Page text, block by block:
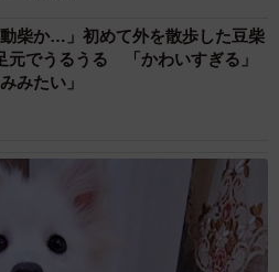
動柴か…」初めて外を散歩した豆柴
元でうるうる 「かわいすぎる」
みたい」